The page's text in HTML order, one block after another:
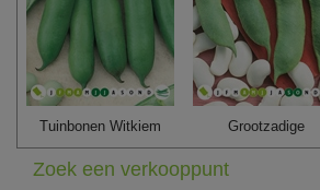
Tuinbonen Witkiem Grootzadige
Zoek een verkooppunt